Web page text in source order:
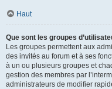
Haut
Que sont les groupes
Les groupes permettent aux
des invités au forum et à ses
à un ou plusieurs groupes et
gestion des membres par
administrateurs de modifier